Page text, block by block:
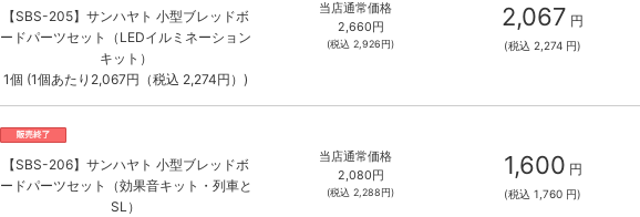
【SBS-205】サンハヤト 小型ブレッドボ
ードパーツセット（LEDイルミネーション
キット）
1個 (1個あたり2,067円（税込 2,274円）)
当店通常価格
2,660円
(税込2,926円)
2,067 円
(税込 2,274 円)
【SBS-206】サンハヤト 小型ブレッドボ
ードパーツセット（効果音キット・列車と
SL）
当店通常価格
2,080円
(税込2,288円)
1,600 円
(税込 1,760 円)